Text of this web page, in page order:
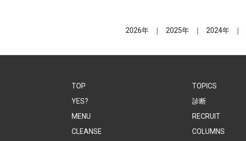
2026年 2025年 2024年
TOP
YES?
MENU
CLEANSE
TOPICS
診断
RECRUIT
COLUMNS